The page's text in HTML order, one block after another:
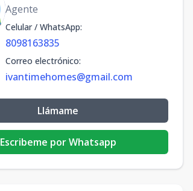
Agente
Celular / WhatsApp:
8098163835
Correo electrónico:
ivantimehomes@gmail.com
Llámame
Escribeme por Whatsapp